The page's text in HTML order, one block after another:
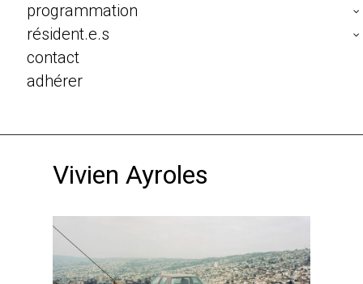
programmation
résident.e.s
contact
adhérer
Vivien Ayroles